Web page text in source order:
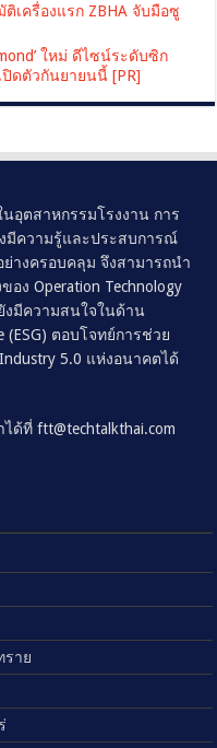
เครื่องแรก ZBHA จับมือซู
ใหม่ ดีไซน์ระดับซิก
ปิดตัวกันยายนนี้ [PR]
อุตสาหกรรมโรงงาน การ
มีความรู้และประสบการณ์
างครอบคลุม จึงสามารถนำ
ง Operation Technology
งมีความสนใจในด้าน
(ESG) ตอบโจทย์การช่วย
5.0 แห่งอนาคตได้
ได้ที่ftt@techtalkthai.com
าย